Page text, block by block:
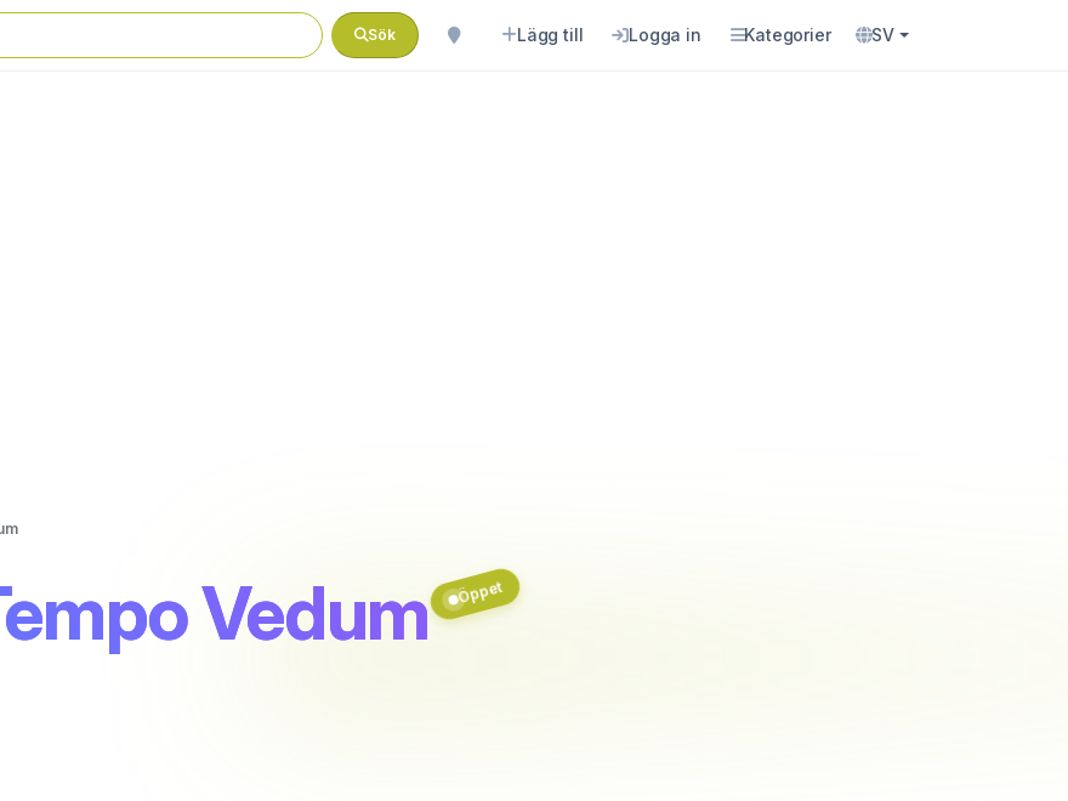
Sök Lägg till Logga in Kategorier SV
Vedum Öppet